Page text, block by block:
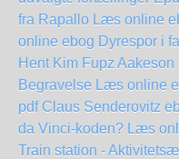
fra Rapallo Læs online
online ebog Dyrespor i
Hent Kim Fupz
Begravelse Læs online
pdf Claus Senderovitz
da Vinci-koden? Læs
Train station -